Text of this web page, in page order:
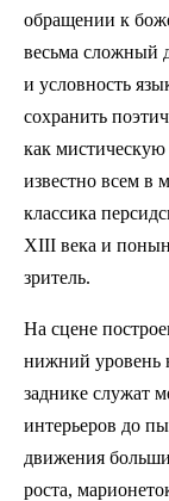
обращении к
весьма сложный
и условность
сохранить
как
известно всем в
классика
XIII века и
зритель.
На сцене
нижний уровень
заднике служат
интерьеров до
движения
роста,